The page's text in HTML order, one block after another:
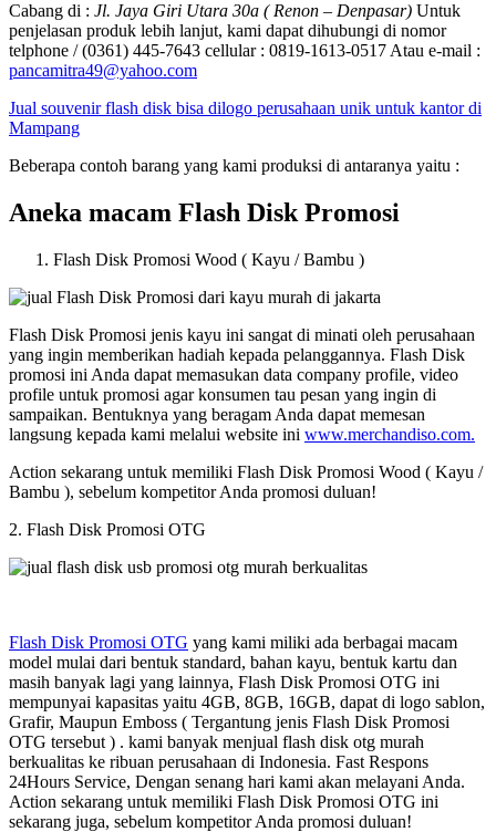
Cabang di : Jl. Jaya Giri Utara 30a ( Renon – Denpasar) Untuk
penjelasan produk lebih lanjut, kami dapat dihubungi di nomor
telphone / (0361) 445-7643 cellular : 0819-1613-0517 Atau e-mail :
pancamitra49@yahoo.com
Jual souvenir flash disk bisa dilogo perusahaan unik untuk kantor di
Mampang
Beberapa contoh barang yang kami produksi di antaranya yaitu :
Aneka macam Flash Disk Promosi
Flash Disk Promosi Wood ( Kayu / Bambu )
Flash Disk Promosi jenis kayu ini sangat di minati oleh perusahaan
yang ingin memberikan hadiah kepada pelanggannya. Flash Disk
promosi ini Anda dapat memasukan data company profile, video
profile untuk promosi agar konsumen tau pesan yang ingin di
sampaikan. Bentuknya yang beragam Anda dapat memesan
langsung kepada kami melalui website ini www.merchandiso.com.
Action sekarang untuk memiliki Flash Disk Promosi Wood ( Kayu /
Bambu ), sebelum kompetitor Anda promosi duluan!
2. Flash Disk Promosi OTG
Flash Disk Promosi OTG yang kami miliki ada berbagai macam
model mulai dari bentuk standard, bahan kayu, bentuk kartu dan
masih banyak lagi yang lainnya, Flash Disk Promosi OTG ini
mempunyai kapasitas yaitu 4GB, 8GB, 16GB, dapat di logo sablon,
Grafir, Maupun Emboss ( Tergantung jenis Flash Disk Promosi
OTG tersebut ) . kami banyak menjual flash disk otg murah
berkualitas ke ribuan perusahaan di Indonesia. Fast Respons
24Hours Service, Dengan senang hari kami akan melayani Anda.
Action sekarang untuk memiliki Flash Disk Promosi OTG ini
sekarang juga, sebelum kompetitor Anda promosi duluan!